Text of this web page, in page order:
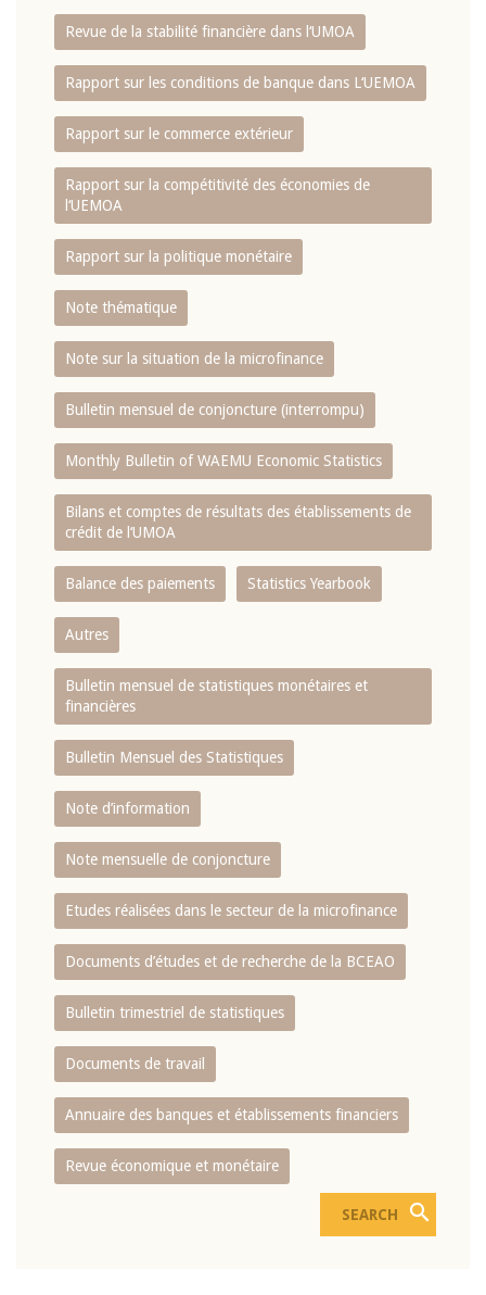
Revue de la stabilité financière dans l‘UMOA
Rapport sur les conditions de banque dans L‘UEMOA
Rapport sur le commerce extérieur
Rapport sur la compétitivité des économies de
l‘UEMOA
Rapport sur la politique monétaire
Note thématique
Note sur la situation de la microfinance
Bulletin mensuel de conjoncture (interrompu)
Monthly Bulletin of WAEMU Economic Statistics
Bilans et comptes de résultats des établissements de
crédit de l‘UMOA
Balance des paiements Statistics Yearbook
Autres
Bulletin mensuel de statistiques monétaires et
financières
Bulletin Mensuel des Statistiques
Note d’information
Note mensuelle de conjoncture
Etudes réalisées dans le secteur de la microfinance
Documents d’études et de recherche de la BCEAO
Bulletin trimestriel de statistiques
Documents de travail
Annuaire des banques et établissements financiers
Revue économique et monétaire